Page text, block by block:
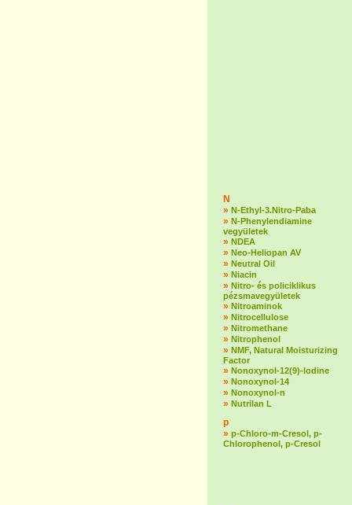
N
» N-Ethyl-3.Nitro-Paba
» N-Phenylendiamine
vegyületek
» NDEA
» Neo-Heliopan AV
» Neutral Oil
» Niacin
» Nitro- és policiklikus
pézsmavegyületek
» Nitroaminok
» Nitrocellulose
» Nitromethane
» Nitrophenol
» NMF, Natural Moisturizing
Factor
» Nonoxynol-12(9)-lodine
» Nonoxynol-14
» Nonoxynol-n
» Nutrilan L
p
» p-Chloro-m-Cresol, p-
Chlorophenol, p-Cresol